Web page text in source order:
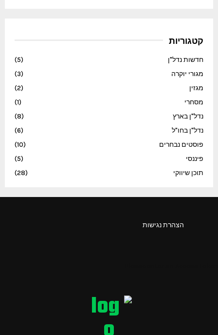
קטגוריות
חדשות נדל"ן
(5)
מגורי יוקרה
(3)
מגזין
(2)
מסחרי
(1)
נדל"ן בארץ
(8)
נדל"ן בחו"ל
(6)
פוסטים נבחרים
(10)
פיננסי
(5)
תוכן שיווקי
(28)
הצהרת נגישות